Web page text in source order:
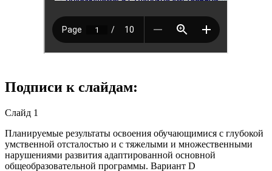
Подписи к слайдам:
Слайд 1
Планируемые результаты освоения обучающимися с глубокой
умственной отсталостью и с тяжелыми и множественными
нарушениями развития адаптированной основной
общеобразовательной программы. Вариант D